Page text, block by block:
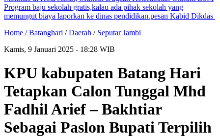
Program baju sekolah gratis,kalau ada pihak sekolah yang
memungut biaya laporkan ke dinas pendidikan.pesan Kabid Dikdas
Home /Batanghari /Daerah / Seputar Jambi
Kamis, 9 Januari 2025 - 18:28 WIB
KPU kabupaten Batang Hari
Tetapkan Calon Tunggal Mhd
Fadhil Arief – Bakhtiar
Sebagai Paslon Bupati Terpilih